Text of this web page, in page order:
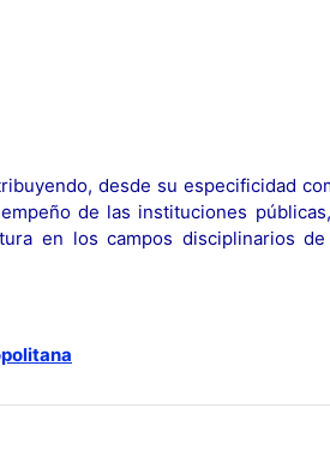
desde su especificidad
de las instituciones
en los campos disciplinarios